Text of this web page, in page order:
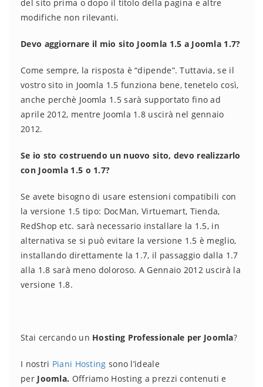
del sito prima o dopo il titolo della pagina e altre
modifiche non rilevanti.
Devo aggiornare il mio sito Joomla 1.5 a Joomla 1.7?
Come sempre, la risposta è “dipende”. Tuttavia, se il
vostro sito in Joomla 1.5 funziona bene, tenetelo così,
anche perchè Joomla 1.5 sarà supportato fino ad
aprile 2012, mentre Joomla 1.8 uscirà nel gennaio
2012.
Se io sto costruendo un nuovo sito, devo realizzarlo
con Joomla 1.5 o 1.7?
Se avete bisogno di usare estensioni compatibili con
la versione 1.5 tipo: DocMan, Virtuemart, Tienda,
RedShop etc. sarà necessario installare la 1.5, in
alternativa se si può evitare la versione 1.5 è meglio,
installando direttamente la 1.7, il passaggio dalla 1.7
alla 1.8 sarà meno doloroso. A Gennaio 2012 uscirà la
versione 1.8.
Stai cercando un Hosting Professionale per Joomla?
I nostri Piani Hosting sono l’ideale
per Joomla. Offriamo Hosting a prezzi contenuti e